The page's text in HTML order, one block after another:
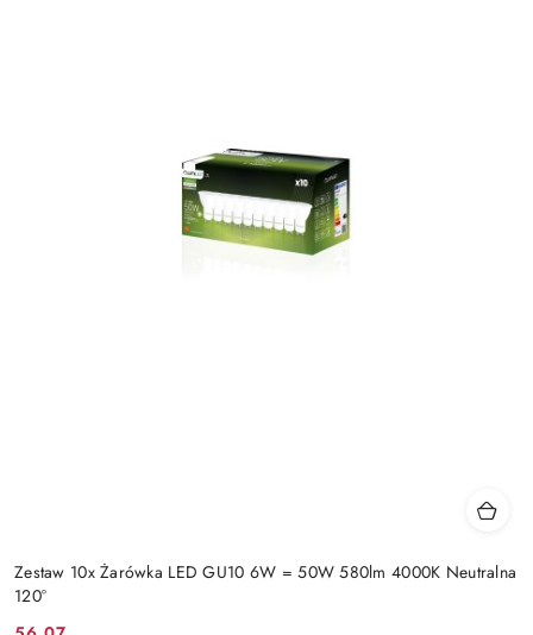
Zestaw 10x Żarówka LED GU10 6W = 50W 580lm 4000K Neutralna
120°